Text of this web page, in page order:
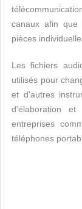
canaux afin que
pièces
Les fichiers
utilisés pour
et d'autres
d'élaboration
entreprises
téléphones